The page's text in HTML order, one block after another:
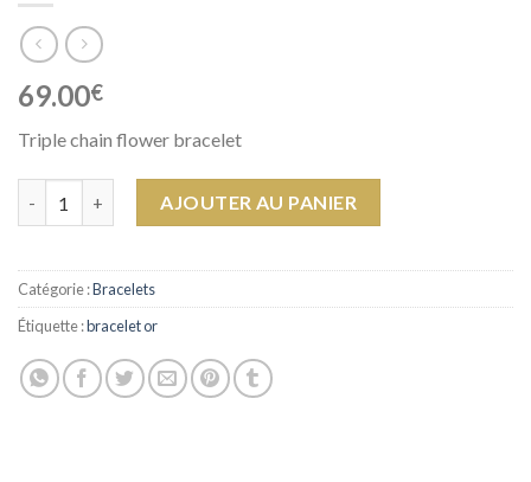
69.00€
Triple chain flower bracelet
AJOUTER AU PANIER
Catégorie :Bracelets
Étiquette :bracelet or